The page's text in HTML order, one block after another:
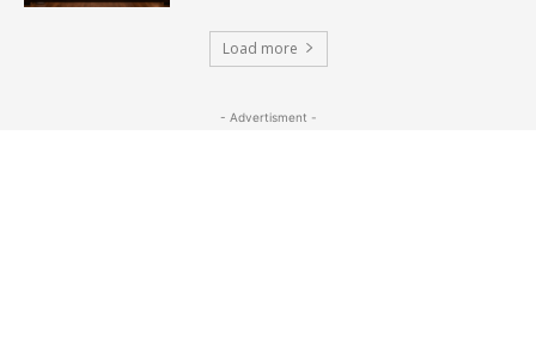
Load more
- Advertisment -